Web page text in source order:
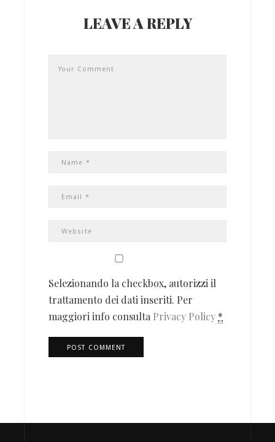
LEAVE A REPLY
Selezionando la checkbox, autorizzi il
trattamento dei dati inseriti. Per
maggiori info consulta Privacy Policy *